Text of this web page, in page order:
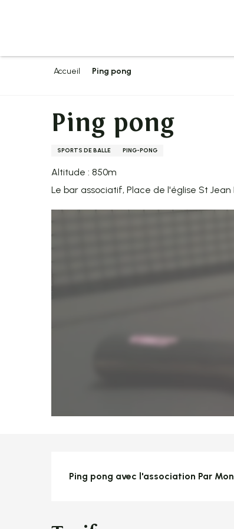
Accueil Ping pong
Ping pong
SPORTS DE BALLE PING-PONG
Altitude : 850m
Le bar associatif, Place de l'église St Jean
Description
Ping pong avec l'association Par